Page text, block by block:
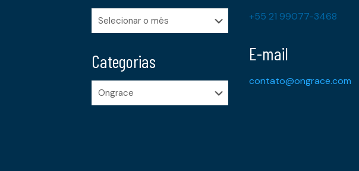
Arquivos
Categorias
Categorias
+55 21 99077-3468
E-mail
contato@ongrace.com